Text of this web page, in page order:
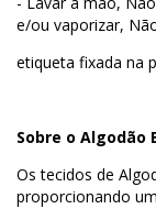
e/ou vaporizar,
etiqueta fixada na
Sobre o Algodão
Os tecidos de
proporcionando